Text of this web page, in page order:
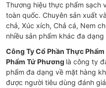
Thương hiệu thực phẩm sạch
toàn quốc. Chuyên sản xuất
chả, Xúc xích, Chả cá, Nem
nhiều sản phẩm khác đa dạng
Công Ty Cổ Phần Thực
Phẩm Tứ Phương là công ty
phẩm đa dạng về mặt hàng
được người tiêu dùng đánh